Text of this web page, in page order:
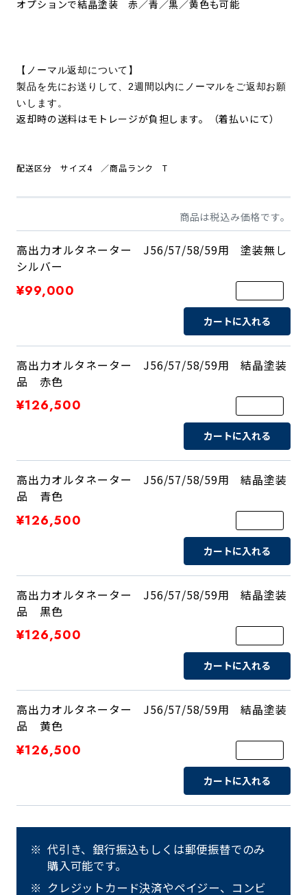
オプションで結晶塗装 赤／青／黒／黄色も可能
【ノーマル返却について】
製品を先にお送りして、2週間以内にノーマルをご返却お願
いします。
返却時の送料はモトレージが負担します。（着払いにて）
配送区分 サイズ4／商品ランク T
商品は税込み価格です。
高出力オルタネーター J56/57/58/59用 塗装無し
シルバー
¥99,000
カートに入れる
高出力オルタネーター J56/57/58/59用 結晶塗装
品 赤色
¥126,500
カートに入れる
高出力オルタネーター J56/57/58/59用 結晶塗装
品 青色
¥126,500
カートに入れる
高出力オルタネーター J56/57/58/59用 結晶塗装
品 黒色
¥126,500
カートに入れる
高出力オルタネーター J56/57/58/59用 結晶塗装
品 黄色
¥126,500
カートに入れる
代引き、銀行振込もしくは郵便振替でのみ
購入可能です。
クレジットカード決済やペイジー、コンビ